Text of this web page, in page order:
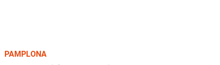
PAMPLONA